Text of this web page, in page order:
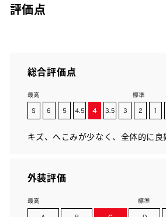
評価点
総合評価点
キズ、へこみが少なく、全体的に良
外装評価